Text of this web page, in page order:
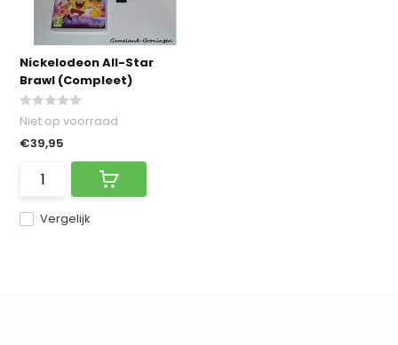
Nickelodeon All-Star
Brawl (Compleet)
Vergelijk
Niet op voorraad
€39,95